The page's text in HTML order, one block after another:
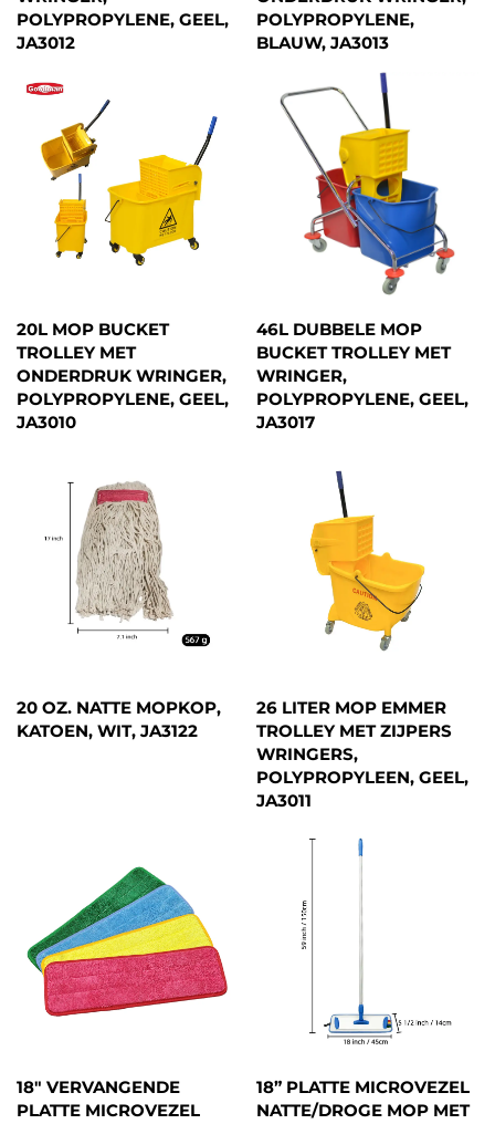
POLYPROPYLENE, GEEL,
JA3012
POLYPROPYLENE,
BLAUW, JA3013
20L MOP BUCKET
TROLLEY MET
ONDERDRUK WRINGER,
POLYPROPYLENE, GEEL,
JA3010
46L DUBBELE MOP
BUCKET TROLLEY MET
WRINGER,
POLYPROPYLENE, GEEL,
JA3017
20 OZ. NATTE MOPKOP,
KATOEN, WIT, JA3122
26 LITER MOP EMMER
TROLLEY MET ZIJPERS
WRINGERS,
POLYPROPYLEEN, GEEL,
JA3011
18" VERVANGENDE
PLATTE MICROVEZEL
18” PLATTE MICROVEZEL
NATTE/DROGE MOP MET